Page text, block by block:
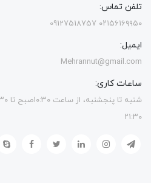
تلفن تماس:
۰۲۱۵۶۱۶۹۹۵۰ 09127518757
ایمیل:
Mehrannut@gmail.com
ساعات کاری:
۲۱:۳۰